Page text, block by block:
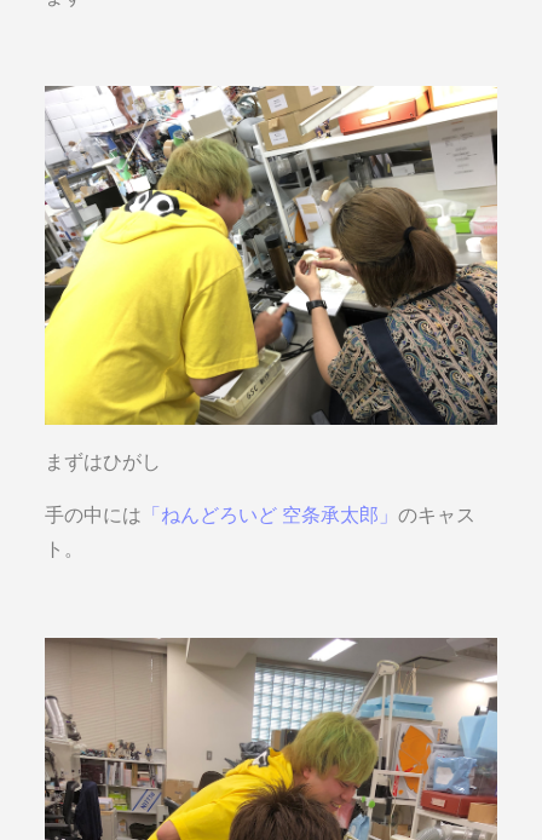
まずはひがし
手の中には 「ねんどろいど 空条承太郎」のキャス
ト。